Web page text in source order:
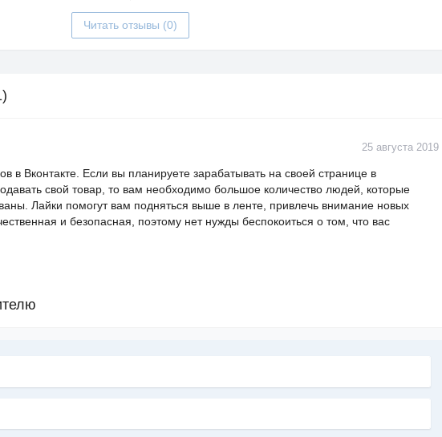
Читать отзывы (0)
25 августа 2019
в Вконтакте. Если вы планируете зарабатывать на своей странице в
свой товар, то вам необходимо большое количество людей, которые
Лайки помогут вам подняться выше в ленте, привлечь внимание новых
и безопасная, поэтому нет нужды беспокоиться о том, что вас